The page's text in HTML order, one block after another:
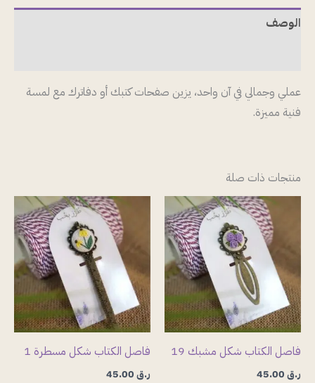
الوصف
عملي وجمالي في آن واحد، يزين صفحات كتبك أو دفاترك مع لمسة
فنية مميزة.
منتجات ذات صلة
فاصل الكتاب شكل مشبك 19
ر.ق
فاصل الكتاب شكل مسطرة 1
ر.ق